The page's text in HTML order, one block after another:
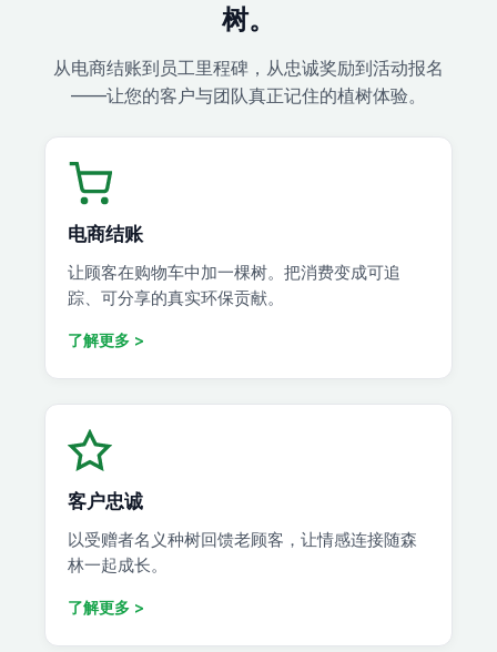
树。
从电商结账到员工里程碑，从忠诚奖励到活动报名
——让您的客户与团队真正记住的植树体验。
电商结账
让顾客在购物车中加一棵树。把消费变成可追
踪、可分享的真实环保贡献。
了解更多 >
客户忠诚
以受赠者名义种树回馈老顾客，让情感连接随森
林一起成长。
了解更多 >